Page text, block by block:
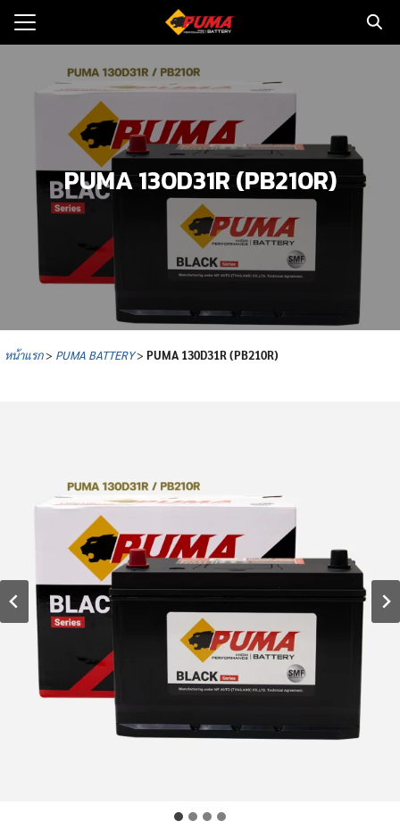
Skip
มและข่าว
ำหน่าย
บเรา
PUMA 130D31R (PB210R)
หน้าแรก> PUMA BATTERY> PUMA 130D31R (PB210R)